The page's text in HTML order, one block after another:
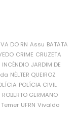
DO RN Assu BATATA
CRIME CRUZETA
INCÊNDIO JARDIM DE
NÉLTER QUEIROZ
POLÍCIA CIVIL
ROBERTO GERMANO
Temer UFRN Vivaldo